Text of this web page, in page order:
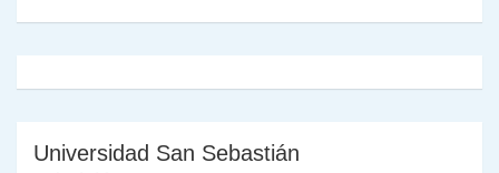
Universidad San Sebastián